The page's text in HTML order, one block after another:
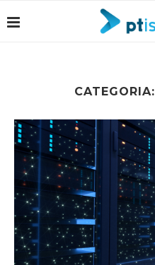
CATEGORIA: